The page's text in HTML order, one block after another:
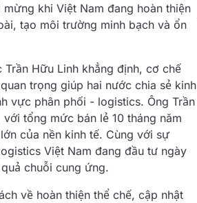
khi Việt Nam đang hoàn thiện
tạo môi trường minh bạch và ổn
Hữu Linh khẳng định, cơ chế
trọng giúp hai nước chia sẻ kinh
vực phân phối - logistics. Ông Trần
tổng mức bán lẻ 10 tháng năm
của nền kinh tế. Cùng với sự
Việt Nam đang đầu tư ngày
chuỗi cung ứng.
về hoàn thiện thể chế, cập nhật